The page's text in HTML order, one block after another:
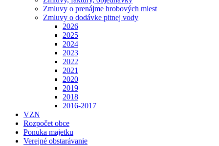
Zmluvy o prenájme hrobových miest
Zmluvy o dodávke pitnej vody
2026
2025
2024
2023
2022
2021
2020
2019
2018
2016-2017
VZN
Rozpočet obce
Ponuka majetku
Verejné obstarávanie